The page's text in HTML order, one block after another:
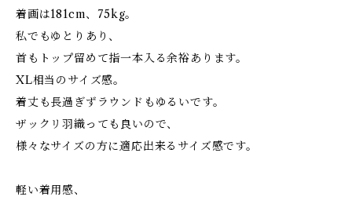
着画は181cm、75kg。
私でもゆとりあり、
首もトップ留めて指一本入る余裕あります。
XL相当のサイズ感。
着丈も長過ぎずラウンドもゆるいです。
ザックリ羽織っても良いので、
様々なサイズの方に適応出来るサイズ感です。
軽い着用感、